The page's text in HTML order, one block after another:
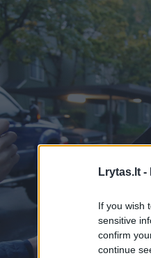
Lrytas.lt -
If you wish
sensitive
confirm
continue